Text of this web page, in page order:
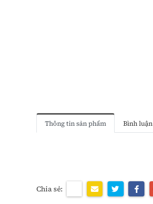
Thông tin sản phẩm Bình luận
Chia sẻ: